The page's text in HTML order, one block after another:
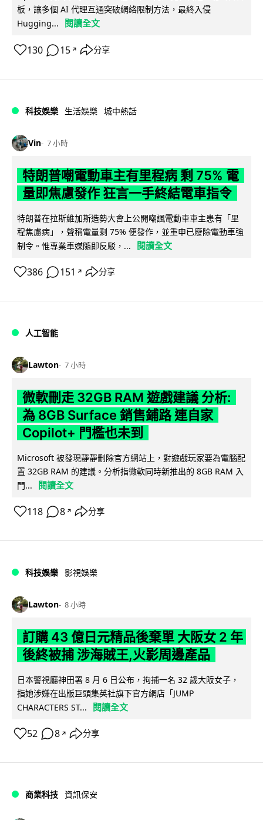
板，讓多個 AI 代理互通突破網絡限制方法，最終入侵
Hugging...
閱讀全文
130 15 ↗ 分享
科技娛樂 生活娛樂 城中熱話
Vin 7 小時
特朗普嘲電動車主有里程病 剩 75% 電
量即焦慮發作 狂言一手終結電車指令
特朗普在拉斯維加斯造勢大會上公開嘲諷電動車車主患有「里
程焦慮病」，聲稱電量剩 75% 便發作，並重申已廢除電動車強
制令。惟專業車媒隨即反駁，...
閱讀全文
386 151 ↗ 分享
人工智能
Lawton 7 小時
微軟刪走 32GB RAM 遊戲建議 分析:
為 8GB Surface 銷售鋪路 連自家
Copilot+ 門檻也未到
Microsoft 被發現靜靜刪除官方網站上，對遊戲玩家要為電腦配
置 32GB RAM 的建議。分析指微軟同時新推出的 8GB RAM 入
門...
閱讀全文
118 8 ↗ 分享
科技娛樂 影視娛樂
Lawton 8 小時
訂購 43 億日元精品後棄單 大阪女 2 年
後終被捕 涉海賊王,火影周邊產品
日本警視廳神田署 8 月 6 日公布，拘捕一名 32 歲大阪女子，
指她涉嫌在出版巨頭集英社旗下官方網店「JUMP
CHARACTERS ST...
閱讀全文
52 8 ↗ 分享
商業科技 資訊保安